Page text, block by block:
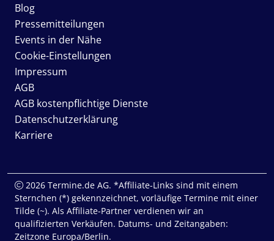
Blog
Pressemitteilungen
Events in der Nähe
Cookie-Einstellungen
Impressum
AGB
AGB kostenpflichtige Dienste
Datenschutzerklärung
Karriere
2026 Termine.de AG. *Affiliate-Links sind mit einem
Sternchen (*) gekennzeichnet, vorläufige Termine mit einer
Tilde (~). Als Affiliate-Partner verdienen wir an
qualifizierten Verkäufen. Datums- und Zeitangaben:
Zeitzone Europa/Berlin.